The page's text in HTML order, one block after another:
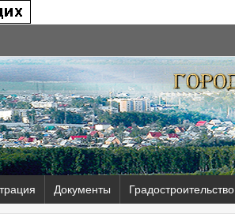
Документы Градостроительство